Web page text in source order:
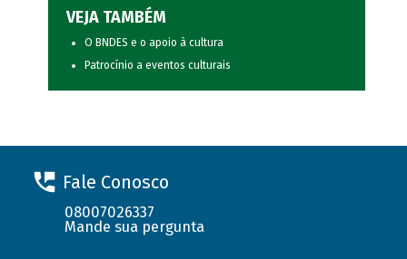
VEJA TAMBÉM
O BNDES e o apoio à cultura
Patrocínio a eventos culturais
Fale Conosco
08007026337
Mande sua pergunta